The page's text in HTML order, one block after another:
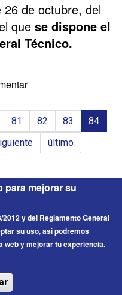
de octubre, del
que se dispone el
Técnico.
81 82 83
84
último
para mejorar su
y del Reglamento General
su uso, así podremos
web y mejorar tu experiencia.